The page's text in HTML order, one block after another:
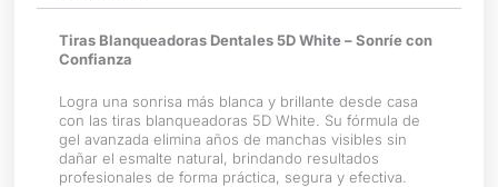
Tiras Blanqueadoras Dentales 5D White – Sonríe con
Confianza
Logra una sonrisa más blanca y brillante desde casa
con las tiras blanqueadoras 5D White. Su fórmula de
gel avanzada elimina años de manchas visibles sin
dañar el esmalte natural, brindando resultados
profesionales de forma práctica, segura y efectiva.